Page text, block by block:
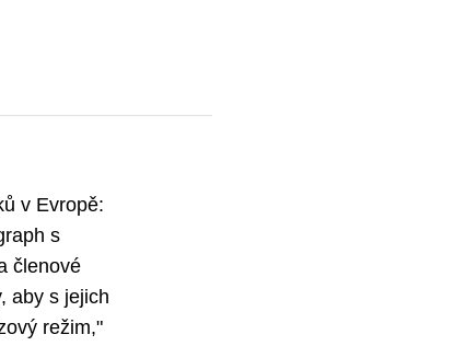
v Evropě:
s
členové
aby s jejich
režim,"